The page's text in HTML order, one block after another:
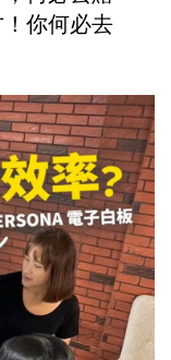
你何必去